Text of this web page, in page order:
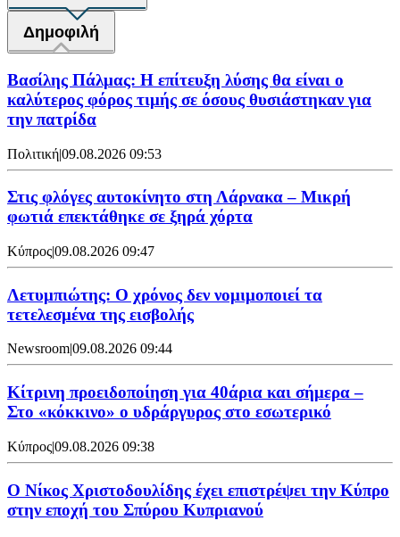
Δημοφιλή
Βασίλης Πάλμας: Η επίτευξη λύσης θα είναι ο
καλύτερος φόρος τιμής σε όσους θυσιάστηκαν για
την πατρίδα
Πολιτική|09.08.2026 09:53
Στις φλόγες αυτοκίνητο στη Λάρνακα – Μικρή
φωτιά επεκτάθηκε σε ξηρά χόρτα
Κύπρος|09.08.2026 09:47
Λετυμπιώτης: Ο χρόνος δεν νομιμοποιεί τα
τετελεσμένα της εισβολής
Newsroom|09.08.2026 09:44
Κίτρινη προειδοποίηση για 40άρια και σήμερα –
Στο «κόκκινο» ο υδράργυρος στο εσωτερικό
Κύπρος|09.08.2026 09:38
Ο Νίκος Χριστοδουλίδης έχει επιστρέψει την Κύπρο
στην εποχή του Σπύρου Κυπριανού